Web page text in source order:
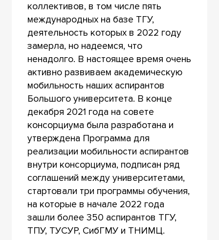
коллективов, в том числе пять
международных на базе ТГУ,
деятельность которых в 2022 году
замерла, но надеемся, что
ненадолго. В настоящее время очень
активно развиваем академическую
мобильность наших аспирантов
Большого университета. В конце
декабря 2021 года на совете
консорциума была разработана и
утверждена Программа для
реализации мобильности аспирантов
внутри консорциума, подписан ряд
соглашений между университетами,
стартовали три программы обучения,
на которые в начале 2022 года
зашли более 350 аспирантов ТГУ,
ТПУ, ТУСУР, СибГМУ и ТНИМЦ.